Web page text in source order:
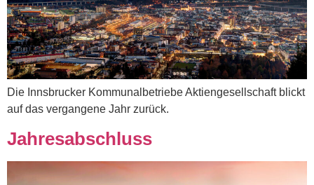
Die Innsbrucker Kommunalbetriebe Aktiengesellschaft blickt
auf das vergangene Jahr zurück.
Jahresabschluss